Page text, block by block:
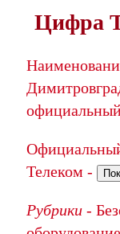
Цифра
Телеком -
Рубрики -